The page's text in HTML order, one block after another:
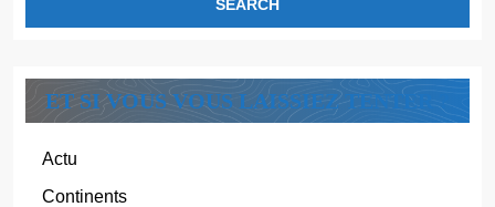
ET SI VOUS VOUS LAISSIEZ TENTER ?
Actu
Continents